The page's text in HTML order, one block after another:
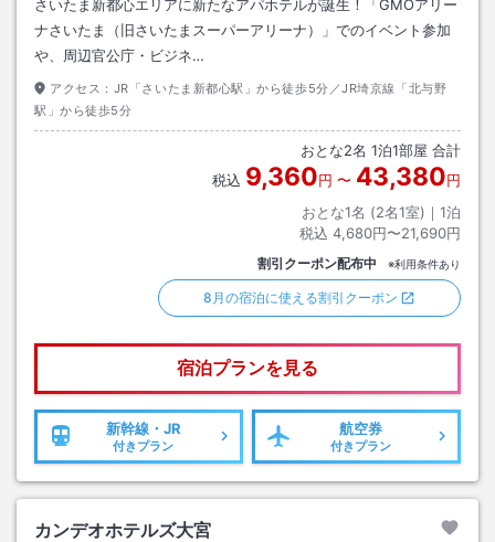
さいたま新都心エリアに新たなアパホテルが誕生！「GMOアリー
ナさいたま（旧さいたまスーパーアリーナ）」でのイベント参加
や、周辺官公庁・ビジネ…
アクセス： JR「さいたま新都心駅」から徒歩5分／JR埼京線「北与野
駅」から徒歩5分
おとな2名 1泊1部屋 合計
税込 9,360円 〜 43,380円
おとな1名 (2名1室)｜ 1泊
税込 4,680円〜21,690円
割引クーポン配布中 ※利用条件あり
8月の宿泊に使える割引クーポン
宿泊プランを見る
新幹線・JR
付きプラン
航空券
付きプラン
カンデオホテルズ大宮